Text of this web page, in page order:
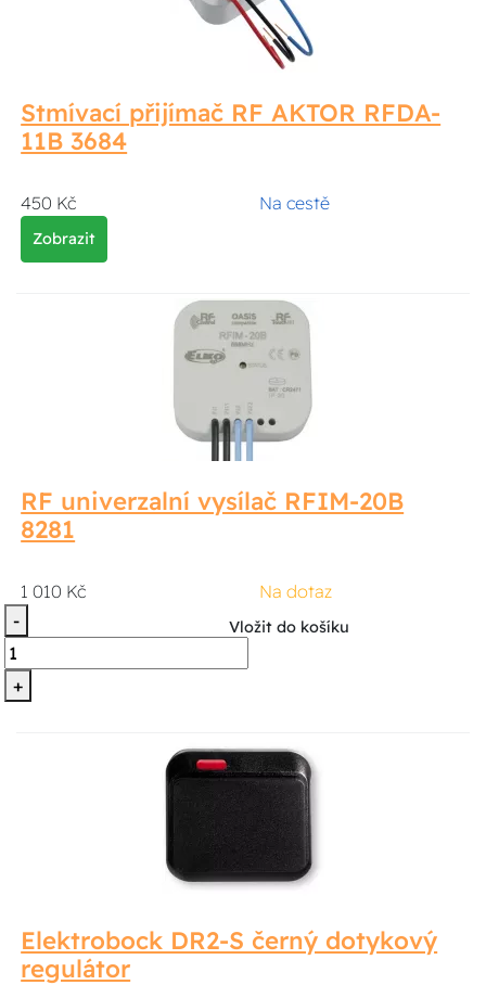
Stmívací přijímač RF AKTOR RFDA-
11B 3684
450 Kč Na cestě
Zobrazit
RF univerzalní vysílač RFIM-20B
8281
1 010 Kč
Na dotaz
-
+
Vložit do košíku
Elektrobock DR2-S černý dotykový
regulátor